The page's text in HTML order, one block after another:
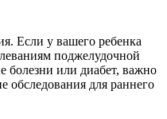
Если у вашего ребенка
поджелудочной
болезни или диабет, важно
обследования для раннего